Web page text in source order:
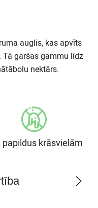
auglis, kas apvīts
garšas gammu līdz
nektārs.
papildus krāsvielām